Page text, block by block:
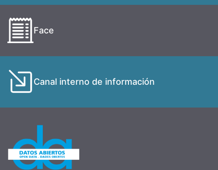
Face
Canal interno de información